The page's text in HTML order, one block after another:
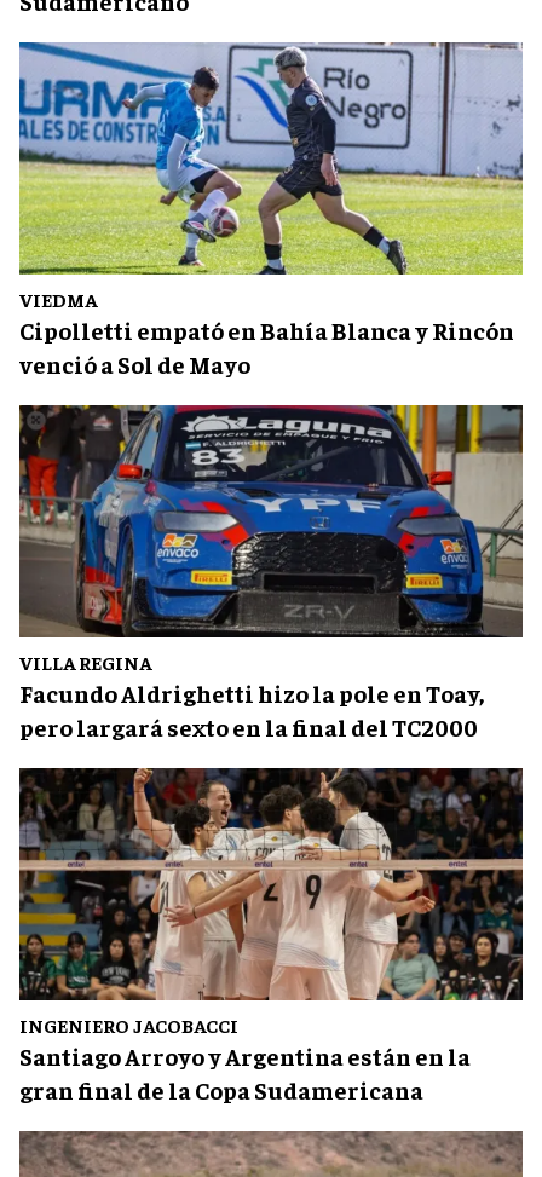
VIEDMA
Cipolletti empató en Bahía Blanca y Rincón
venció a Sol de Mayo
VILLA REGINA
Facundo Aldrighetti hizo la pole en Toay,
pero largará sexto en la final del TC2000
INGENIERO JACOBACCI
Santiago Arroyo y Argentina están en la
gran final de la Copa Sudamericana